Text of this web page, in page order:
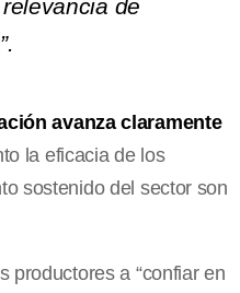
de
avanza claramente
la eficacia de los
sostenido del sector son
productores a “confiar en